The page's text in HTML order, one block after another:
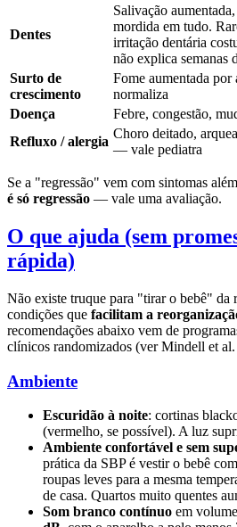
Dentes
Salivação
mordida em tudo.
irritação dentária
não explica semanas
Surto de
crescimento
Fome aumentada por
normaliza
Doença
Febre, congestão,
Refluxo / alergia
Choro deitado,
— vale pediatra
Se a "regressão" vem com sintomas
é só regressão — vale uma avaliação.
O que ajuda (sem
rápida)
Não existe truque para "tirar o bebê" da
condições que facilitam a
recomendações abaixo vem de
clínicos randomizados (ver Mindell et al.
Ambiente
Escuridão à noite: cortinas
(vermelho, se possível). A luz
Ambiente confortável e sem
prática da SBP é vestir o bebê
roupas leves para a mesma
de casa. Quartos muito quentes
Som branco contínuo em